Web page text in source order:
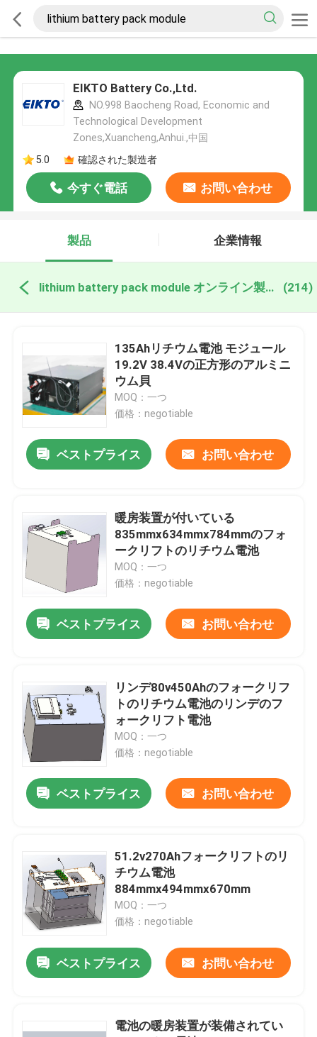
EIKTO Battery Co.,Ltd.
NO.998 Baocheng Road, Economic and
Technological Development
Zones,Xuancheng,Anhui.,中国
5.0
確認された製造者
今すぐ電話 お問い合わせ
製品 企業情報
lithium battery pack module オンライン製造 (214)
135Ahリチウム電池 モジュール
19.2V 38.4Vの正方形のアルミニ
ウム貝
MOQ：一つ
価格：negotiable
ベストプライス お問い合わせ
暖房装置が付いている
835mmx634mmx784mmのフォ
ークリフトのリチウム電池
MOQ：一つ
価格：negotiable
ベストプライス お問い合わせ
リンデ80v450Ahのフォークリフ
トのリチウム電池のリンデのフ
ォークリフト電池
MOQ：一つ
価格：negotiable
ベストプライス お問い合わせ
51.2v270Ahフォークリフトのリ
チウム電池
884mmx494mmx670mm
MOQ：一つ
価格：negotiable
ベストプライス お問い合わせ
電池の暖房装置が装備されてい